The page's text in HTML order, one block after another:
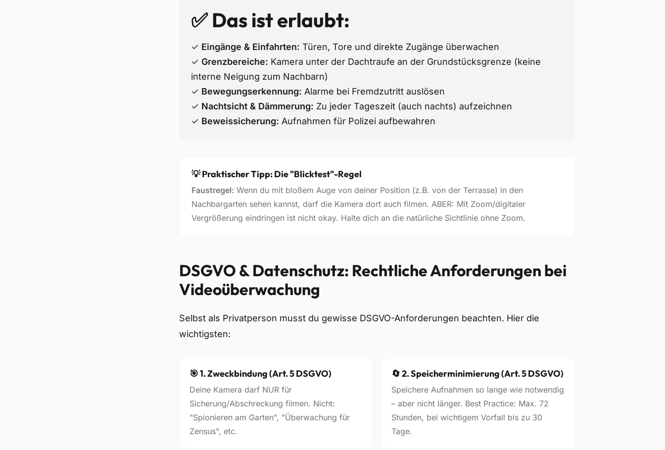
✅ Das ist erlaubt:
✓ Eingänge & Einfahrten: Türen, Tore und direkte Zugänge überwachen
✓ Grenzbereiche: Kamera unter der Dachtraufe an der Grundstücksgrenze (keine
interne Neigung zum Nachbarn)
✓ Bewegungserkennung: Alarme bei Fremdzutritt auslösen
✓ Nachtsicht & Dämmerung: Zu jeder Tageszeit (auch nachts) aufzeichnen
✓ Beweissicherung: Aufnahmen für Polizei aufbewahren
💡 Praktischer Tipp: Die "Blicktest"-Regel
Faustregel: Wenn du mit bloßem Auge von deiner Position (z.B. von der Terrasse) in den
Nachbargarten sehen kannst, darf die Kamera dort auch filmen. ABER: Mit Zoom/digitaler
Vergrößerung eindringen ist nicht okay. Halte dich an die natürliche Sichtlinie ohne Zoom.
DSGVO & Datenschutz: Rechtliche Anforderungen bei
Videoüberwachung
Selbst als Privatperson musst du gewisse DSGVO-Anforderungen beachten. Hier die
wichtigsten:
🎯 1. Zweckbindung (Art. 5 DSGVO)
Deine Kamera darf NUR für
Sicherung/Abschreckung filmen. Nicht:
"Spionieren am Garten", "Überwachung für
Zensus", etc.
🔄 2. Speicherminimierung (Art. 5 DSGVO)
Speichere Aufnahmen so lange wie notwendig
– aber nicht länger. Best Practice: Max. 72
Stunden, bei wichtigem Vorfall bis zu 30
Tage.